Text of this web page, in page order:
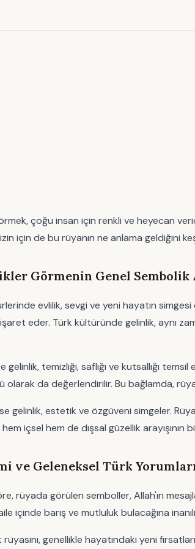
çoğu insan için renkli ve heyecan
için de bu rüyanın ne anlama geldiğini
Görmenin Genel Sembolik
evlilik, sevgi ve yeni hayatın
eder. Türk kültüründe gelinlik, aynı
gelinlik, temizliği, saflığı ve kutsallığı
olarak da değerlendirilir. Bu bağlamda,
gelinlik, estetik ve özgüveni simgeler.
içsel hem de dışsal güzellik arayışının
ve Geleneksel Türk Yorumları
rüyada görülen semboller, Allah'ın
içinde barış ve mutluluk bulacağına
rüyasını, genellikle hayatındaki yeni